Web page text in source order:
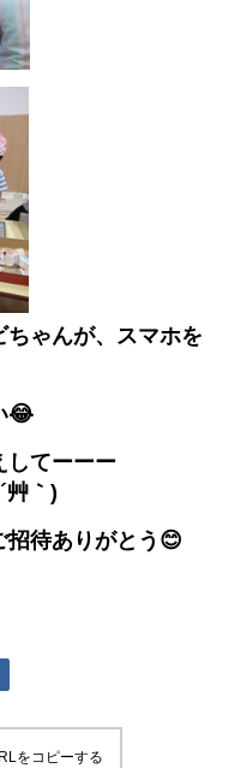
ゃんが、スマホを
😂
してーーー
艸｀)
招待ありがとう😊
をコピーする